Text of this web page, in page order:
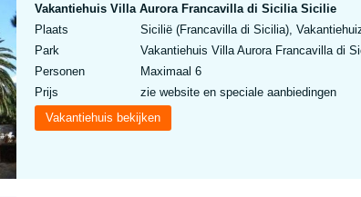
Vakantiehuis Villa Aurora Francavilla di Sicilia Sicilie
Plaats
Sicilië (Francavilla di Sicilia),
Park
Vakantiehuis Villa Aurora Francavilla di
Personen
Maximaal 6
Prijs
zie website en speciale aanbiedingen
Vakantiehuis bekijken